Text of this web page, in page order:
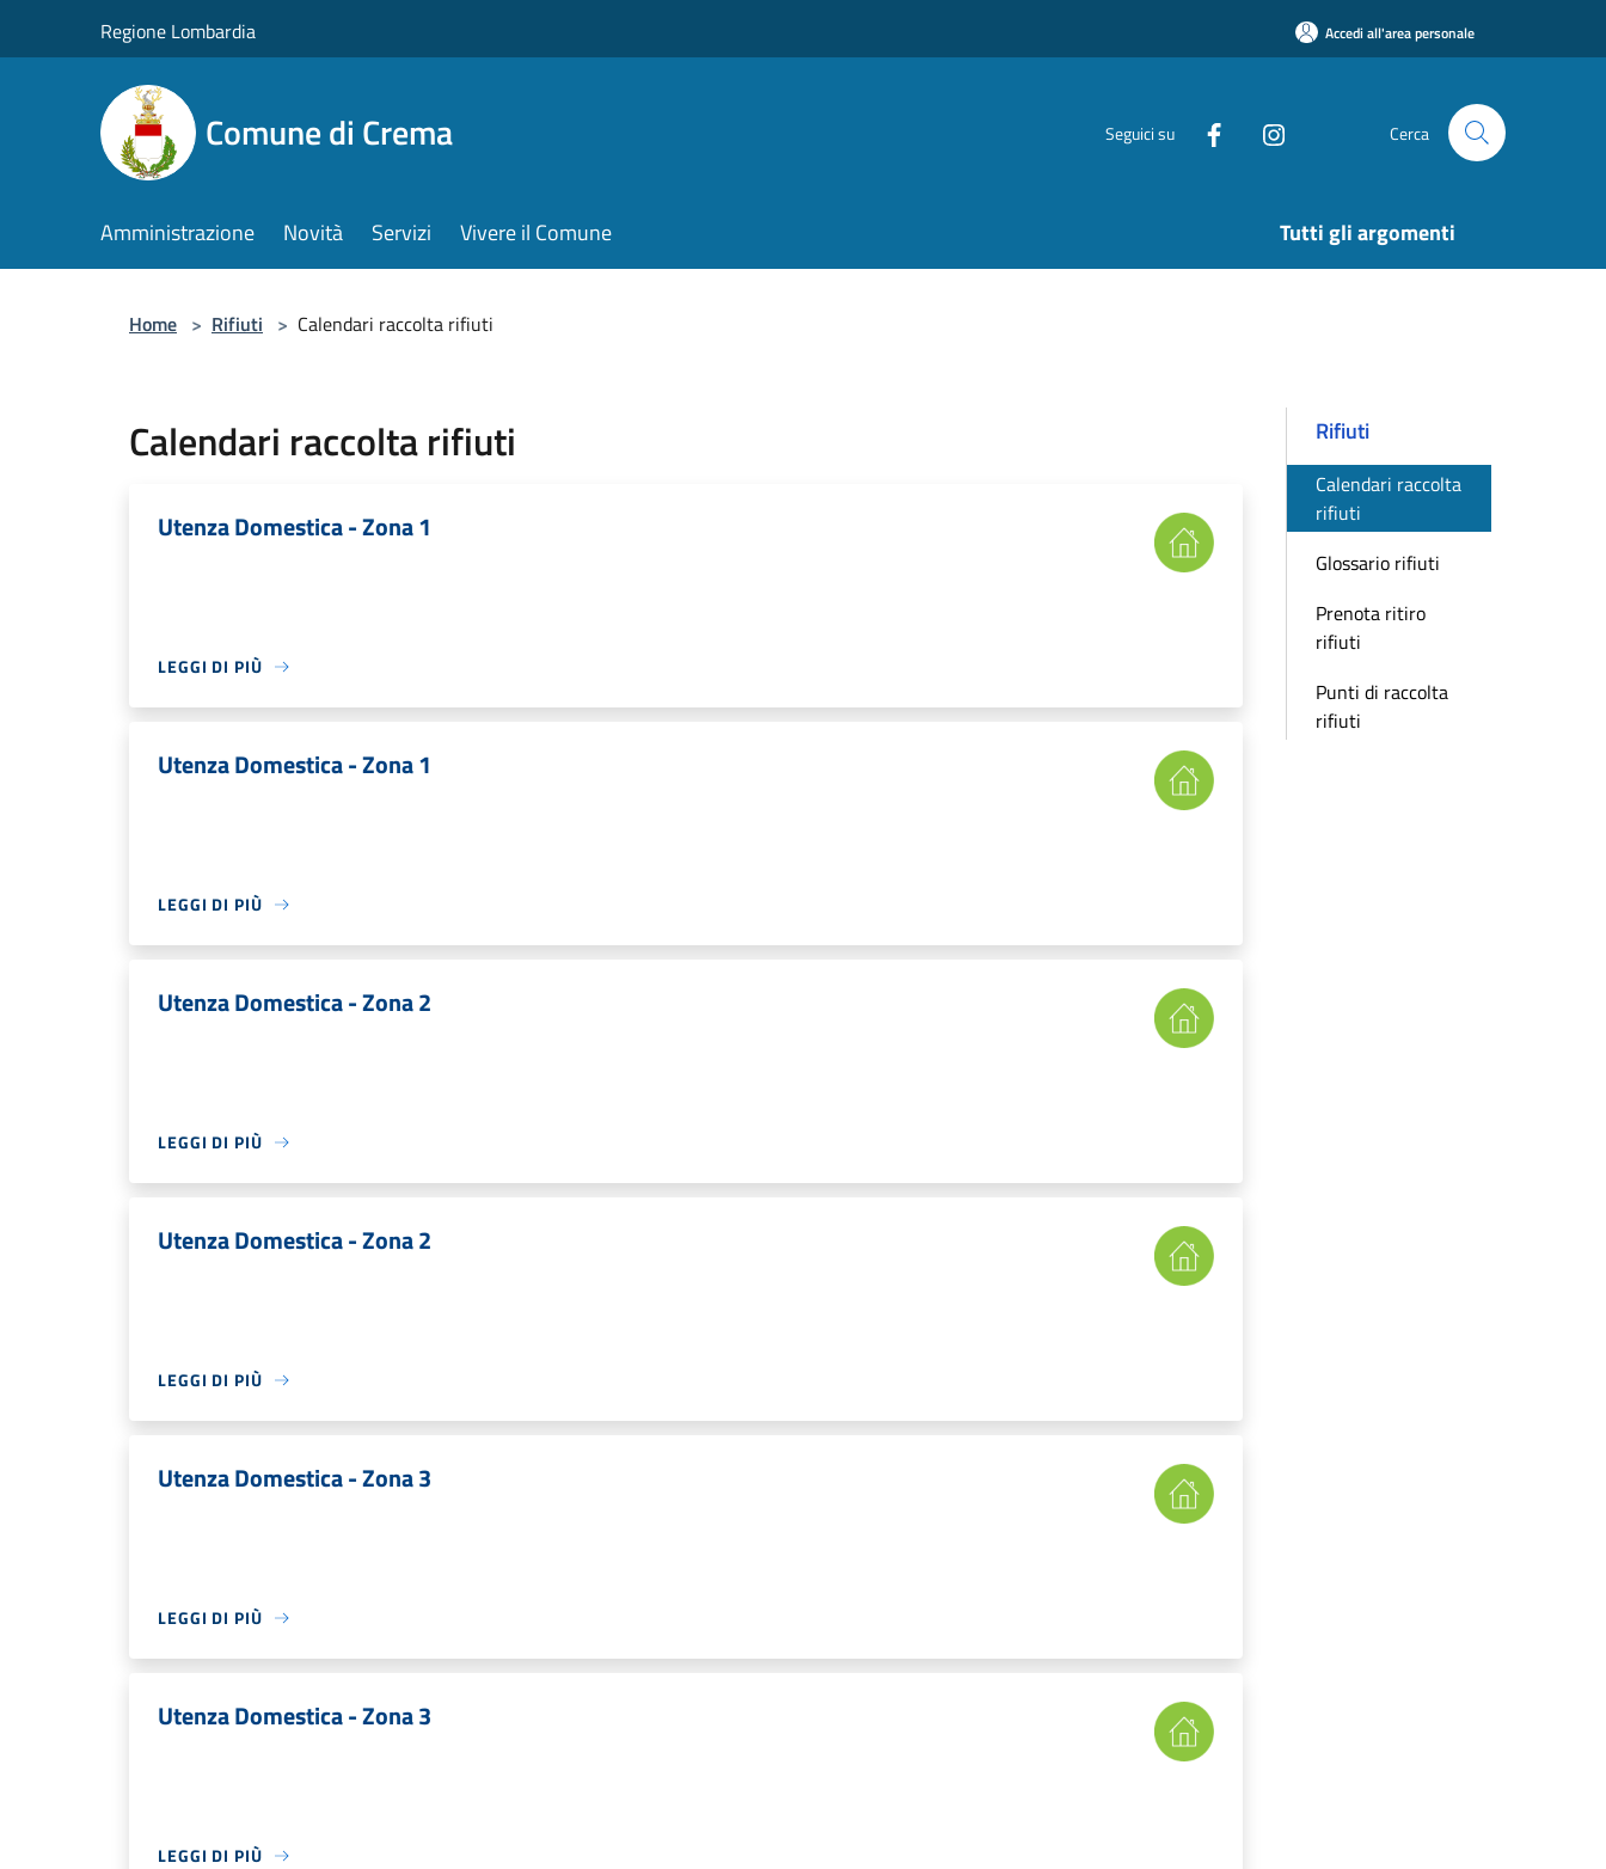
Regione Lombardia Accedi all'area personale
Comune di Crema Seguici su Cerca
Amministrazione Novità Servizi Vivere il Comune Tutti gli argomenti
Home > Rifiuti > Calendari raccolta rifiuti
Calendari raccolta rifiuti
Utenza Domestica - Zona 1
LEGGI DI PIÙ
Utenza Domestica - Zona 1
LEGGI DI PIÙ
Utenza Domestica - Zona 2
LEGGI DI PIÙ
Utenza Domestica - Zona 2
LEGGI DI PIÙ
Utenza Domestica - Zona 3
LEGGI DI PIÙ
Utenza Domestica - Zona 3
LEGGI DI PIÙ
Rifiuti
Calendari raccolta
rifiuti
Glossario rifiuti
Prenota ritiro
rifiuti
Punti di raccolta
rifiuti